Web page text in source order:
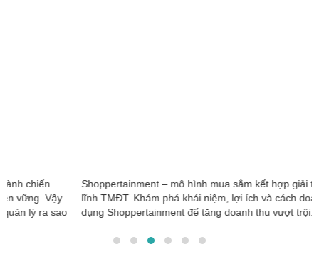
Shoppertainment – mô hình mua sắm kết hợp giải trí đang thống
lĩnh TMĐT. Khám phá khái niệm, lợi ích và cách doanh nghiệp tận
dụng Shoppertainment để tăng doanh thu vượt trội.